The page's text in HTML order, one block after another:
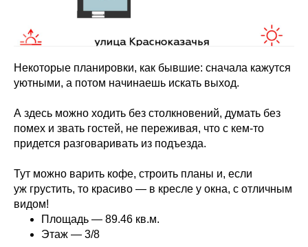
Некоторые планировки, как бывшие: сначала кажутся
уютными, а потом начинаешь искать выход.
А здесь можно ходить без столкновений, думать без
помех и звать гостей, не переживая, что с кем-то
придется разговаривать из подъезда.
Тут можно варить кофе, строить планы и, если
уж грустить, то красиво — в кресле у окна, с отличным
видом!
Площадь — 89.46 кв.м.
Этаж — 3/8